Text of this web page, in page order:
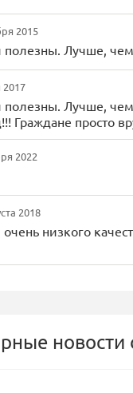
2015
Лучше,
2017
Лучше,
Граждане просто
2022
2018
низкого
новости